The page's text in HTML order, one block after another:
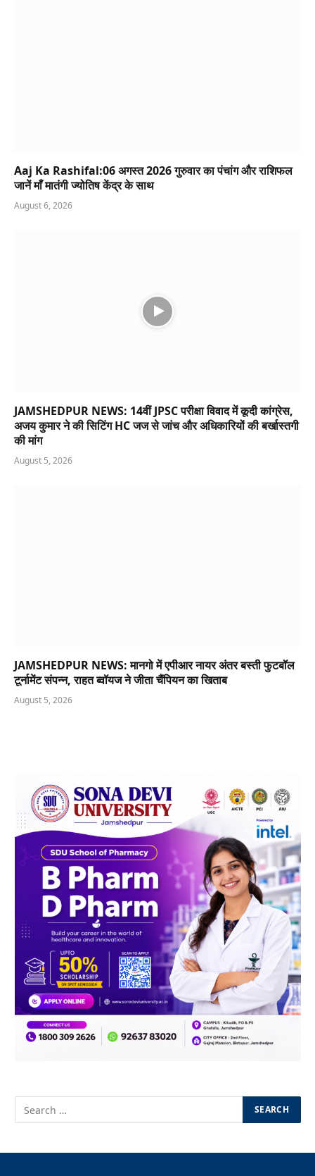
Aaj Ka Rashifal:06 अगस्त 2026 गुरुवार का पंचांग और राशिफल
जानें माँ मातंगी ज्योतिष केंद्र के साथ
August 6, 2026
JAMSHEDPUR NEWS: 14वीं JPSC परीक्षा विवाद में कूदी कांग्रेस,
अजय कुमार ने की सिटिंग HC जज से जांच और अधिकारियों की बर्खास्तगी
की मांग
August 5, 2026
JAMSHEDPUR NEWS: मानगो में एपीआर नायर अंतर बस्ती फुटबॉल
टूर्नामेंट संपन्न, राहत ब्वॉयज ने जीता चैंपियन का खिताब
August 5, 2026